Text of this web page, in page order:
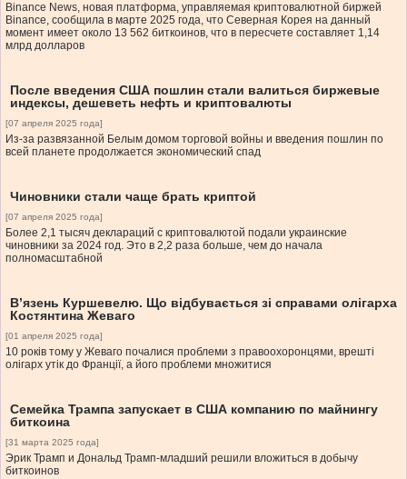
Binance News, новая платформа, управляемая криптовалютной биржей
Binance, сообщила в марте 2025 года, что Северная Корея на данный
момент имеет около 13 562 биткоинов, что в пересчете составляет 1,14
млрд долларов
После введения США пошлин стали валиться биржевые
индексы, дешеветь нефть и криптовалюты
[07 апреля 2025 года]
Из-за развязанной Белым домом торговой войны и введения пошлин по
всей планете продолжается экономический спад
Чиновники стали чаще брать криптой
[07 апреля 2025 года]
Более 2,1 тысяч деклараций с криптовалютой подали украинские
чиновники за 2024 год. Это в 2,2 раза больше, чем до начала
полномасштабной
В’язень Куршевелю. Що відбувається зі справами олігарха
Костянтина Жеваго
[01 апреля 2025 года]
10 років тому у Жеваго почалися проблеми з правоохоронцями, врешті
олігарх утік до Франції, а його проблеми множитися
Семейка Трампа запускает в США компанию по майнингу
биткоина
[31 марта 2025 года]
Эрик Трамп и Дональд Трамп-младший решили вложиться в добычу
биткоинов